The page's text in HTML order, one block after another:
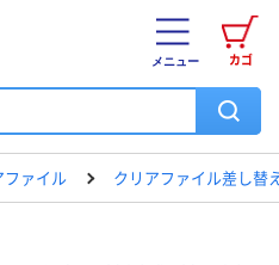
カゴ
メニュー
ファイル クリアファイル差し替